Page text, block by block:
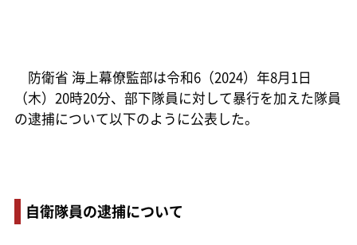
防衛省 海上幕僚監部は令和6（2024）年8月1日
（木）20時20分、部下隊員に対して暴行を加えた隊員
の逮捕について以下のように公表した。
自衛隊員の逮捕について